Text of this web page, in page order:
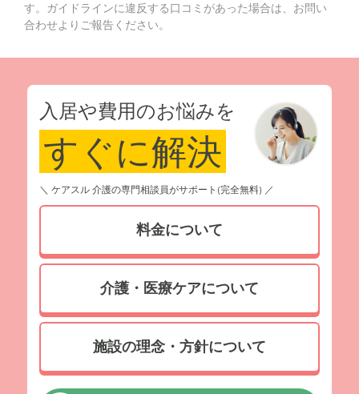
す。ガイドラインに違反する口コミがあった場合は、お問い
合わせよりご報告ください。
入居や費用のお悩みを
すぐに解決
＼ ケアスル 介護の専門相談員がサポート(完全無料) ／
料金について
介護・医療ケアについて
施設の理念・方針について